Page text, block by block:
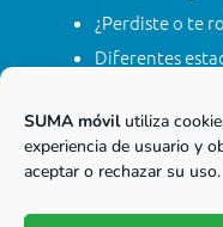
SUMA móvilutiliza
experiencia de usuario y
aceptar o rechazar su uso.
¿Perdiste o te
Diferentes
Contacta con
Apagón red